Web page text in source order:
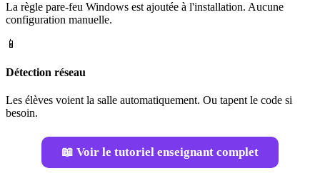
La règle pare-feu Windows est ajoutée à l'installation. Aucune
configuration manuelle.
📱
Détection réseau
Les élèves voient la salle automatiquement. Ou tapent le code si
besoin.
📖 Voir le tutoriel enseignant complet